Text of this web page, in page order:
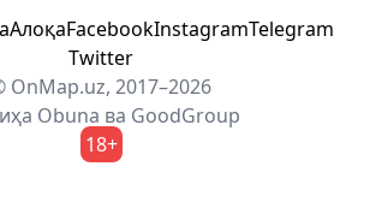
АлоқаFacebookInstagramTelegram
Twitter
OnMap.uz, 2017–2026
Obuna ва GoodGroup
18+